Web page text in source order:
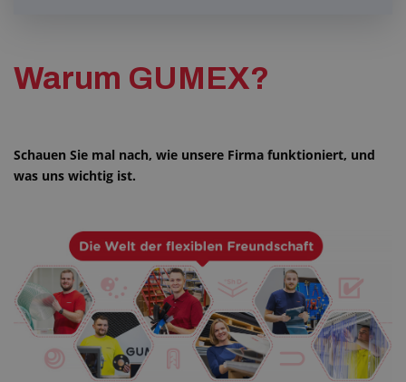
Warum GUMEX?
Schauen Sie mal nach, wie unsere Firma funktioniert, und
was uns wichtig ist.